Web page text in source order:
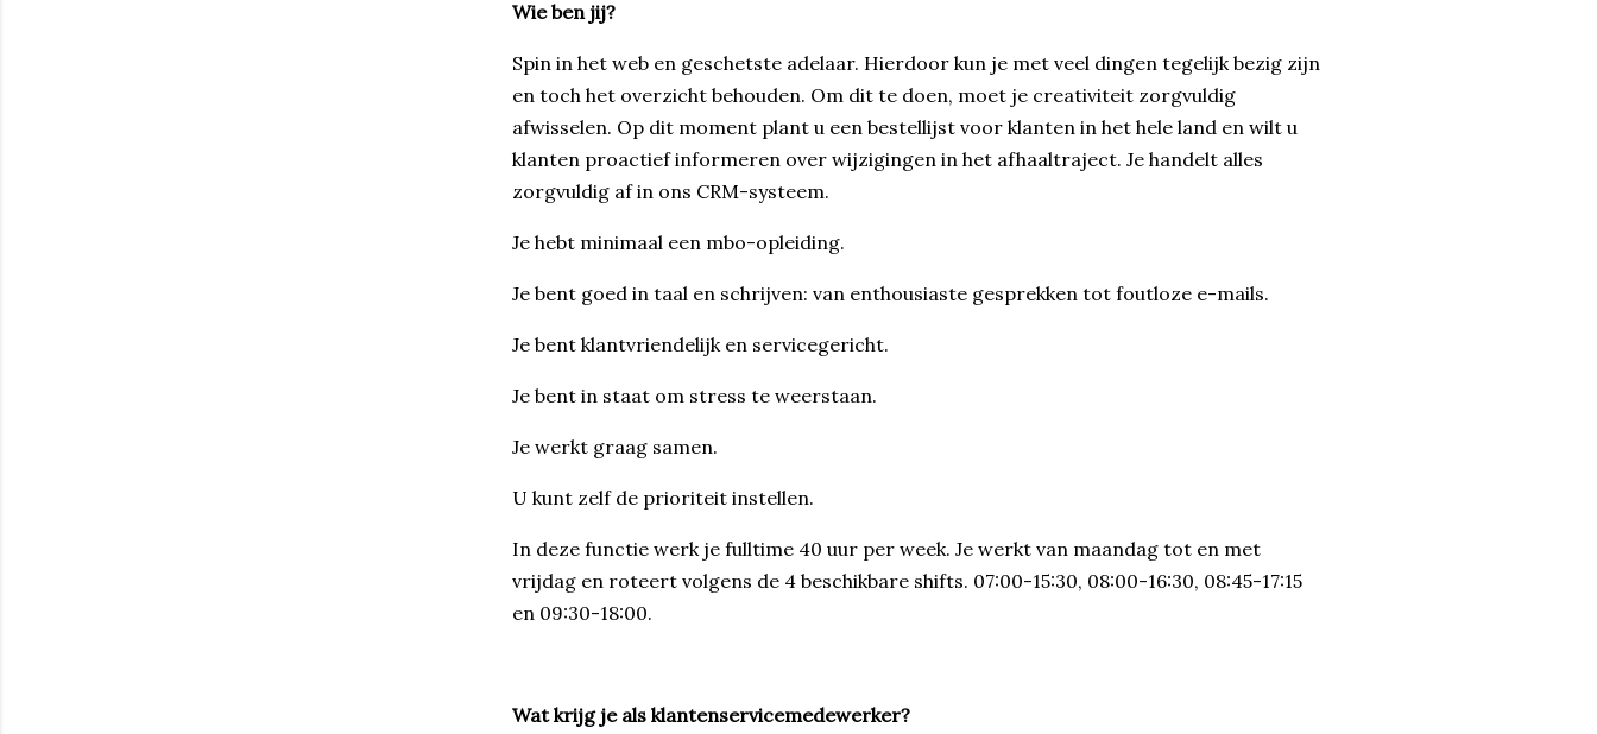
Wie ben jij?
Spin in het web en geschetste adelaar. Hierdoor kun je met veel dingen tegelijk bezig zijn
en toch het overzicht behouden. Om dit te doen, moet je creativiteit zorgvuldig
afwisselen. Op dit moment plant u een bestellijst voor klanten in het hele land en wilt u
klanten proactief informeren over wijzigingen in het afhaaltraject. Je handelt alles
zorgvuldig af in ons CRM-systeem.
Je hebt minimaal een mbo-opleiding.
Je bent goed in taal en schrijven: van enthousiaste gesprekken tot foutloze e-mails.
Je bent klantvriendelijk en servicegericht.
Je bent in staat om stress te weerstaan.
Je werkt graag samen.
U kunt zelf de prioriteit instellen.
In deze functie werk je fulltime 40 uur per week. Je werkt van maandag tot en met
vrijdag en roteert volgens de 4 beschikbare shifts. 07:00-15:30, 08:00-16:30, 08:45-17:15
en 09:30-18:00.
Wat krijg je als klantenservicemedewerker?